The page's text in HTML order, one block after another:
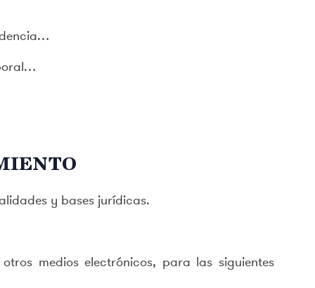
y bases jurídicas.
medios electrónicos, para las siguientes